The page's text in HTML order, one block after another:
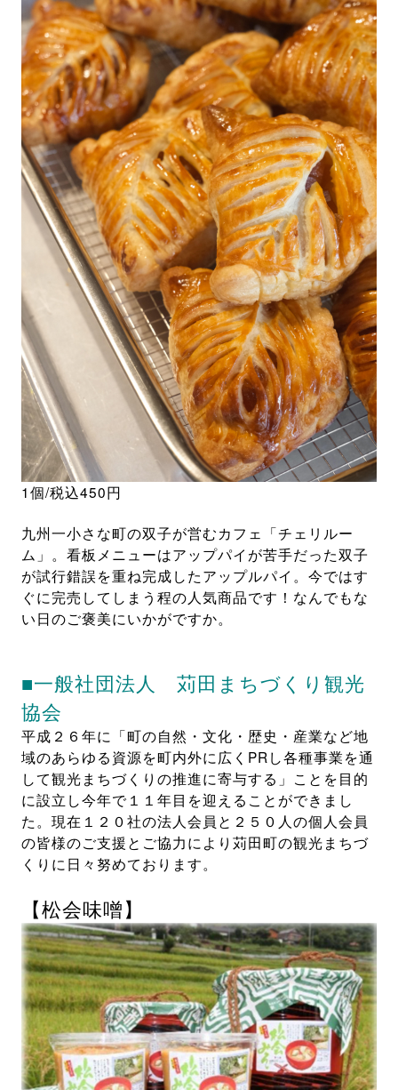
1個/税込450円
九州一小さな町の双子が営むカフェ「チェリルー
ム」。看板メニューはアップパイが苦手だった双子
が試行錯誤を重ね完成したアップルパイ。今ではす
ぐに完売してしまう程の人気商品です！なんでもな
い日のご褒美にいかがですか。
■一般社団法人 苅田まちづくり観光
協会
平成２６年に「町の自然・文化・歴史・産業など地
域のあらゆる資源を町内外に広くPRし各種事業を通
して観光まちづくりの推進に寄与する」ことを目的
に設立し今年で１１年目を迎えることができまし
た。現在１２０社の法人会員と２５０人の個人会員
の皆様のご支援とご協力により苅田町の観光まちづ
くりに日々努めております。
【松会味噌】